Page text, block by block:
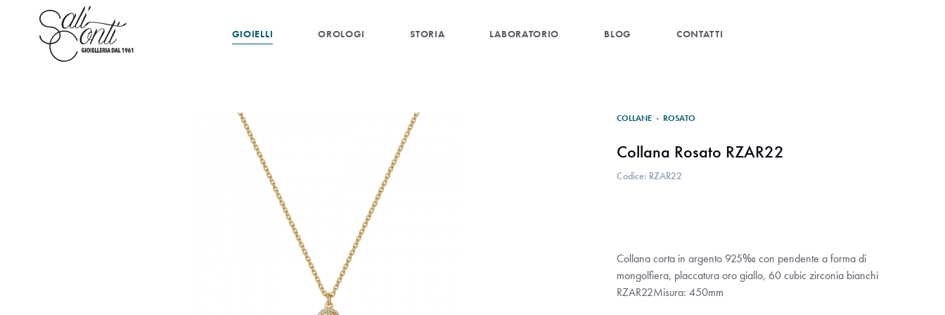
GIOIELLI OROLOGI STORIA LABORATORIO BLOG CONTATTI
COLLANE · ROSATO
Collana Rosato RZAR22
Codice: RZAR22
Collana corta in argento 925‰ con pendente a forma di
mongolfiera, placcatura oro giallo, 60 cubic zirconia bianchi
RZAR22Misura: 450mm